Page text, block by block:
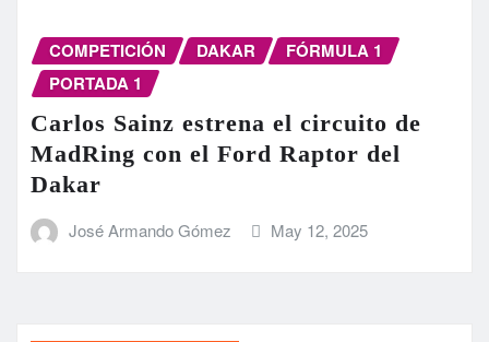
COMPETICIÓN DAKAR
FÓRMULA 1
PORTADA 1
Carlos Sainz estrena el circuito de
MadRing con el Ford Raptor del
Dakar
José Armando Gómez May 12, 2025